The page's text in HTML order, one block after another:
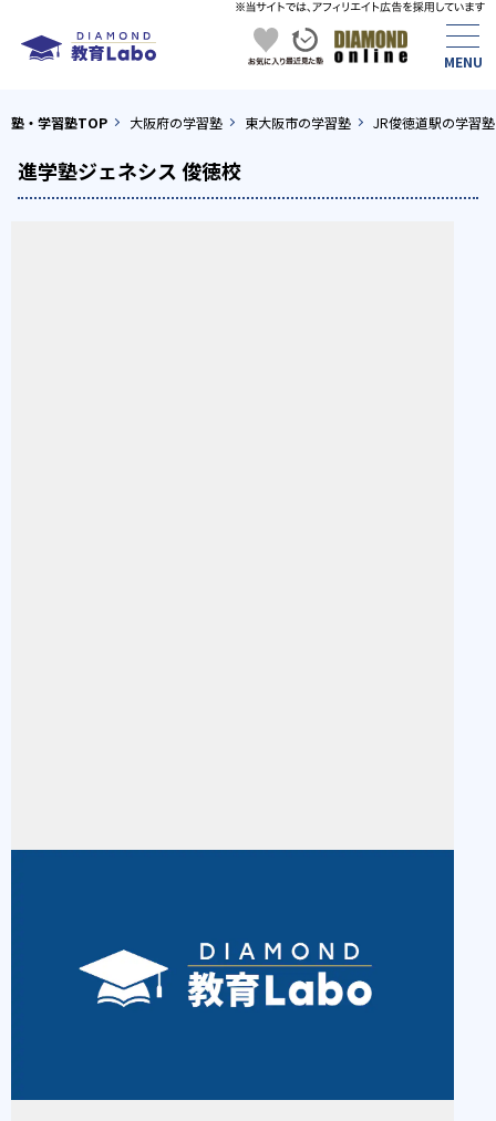
塾・学習塾TOP 大阪府の学習塾 東大阪市の学習塾 JR俊徳道駅の学習塾
進学塾ジェネシス 俊徳校